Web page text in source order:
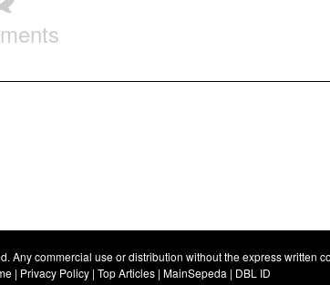
Any commercial use or distribution without the express written
| Privacy Policy| Top Articles| MainSepeda | DBL ID